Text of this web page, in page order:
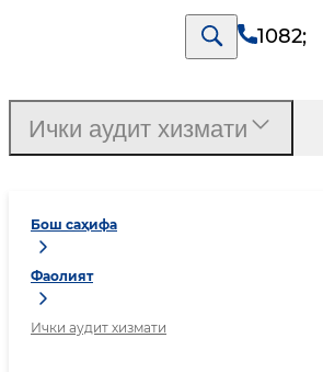
1082;
Бош саҳифа
Фаолият
Ички аудит хизмати
Ички аудит хизмати